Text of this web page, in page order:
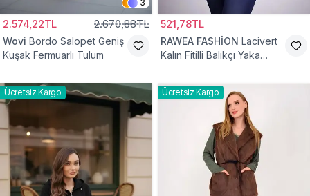
3
2.574,22TL 2.670,88TL
Wovi Bordo Salopet Geniş
Kuşak Fermuarlı Tulum
521,78TL
RAWEA FASHİON Lacivert
Kalın Fitilli Balıkçı Yaka
Ücretsiz Kargo Ücretsiz Kargo